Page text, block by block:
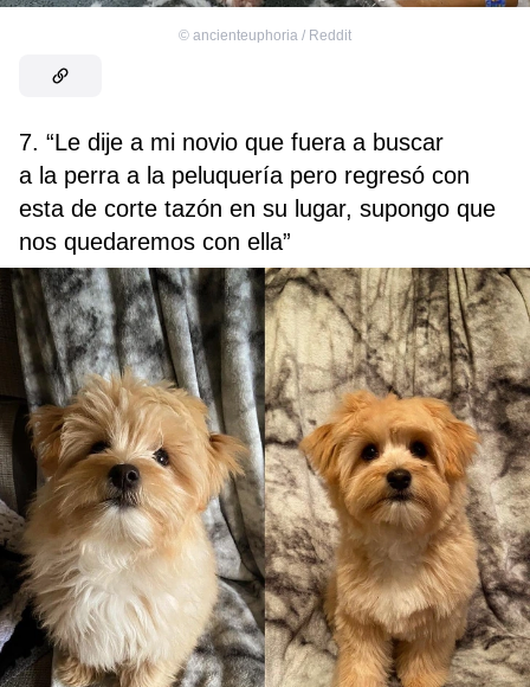
© ancienteuphoria / Reddit
7. “Le dije a mi novio que fuera a buscar
a la perra a la peluquería pero regresó con
esta de corte tazón en su lugar, supongo que
nos quedaremos con ella”